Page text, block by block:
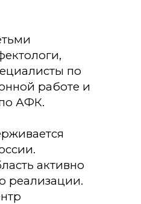
по
работе и
АФК.
активно
реализации.